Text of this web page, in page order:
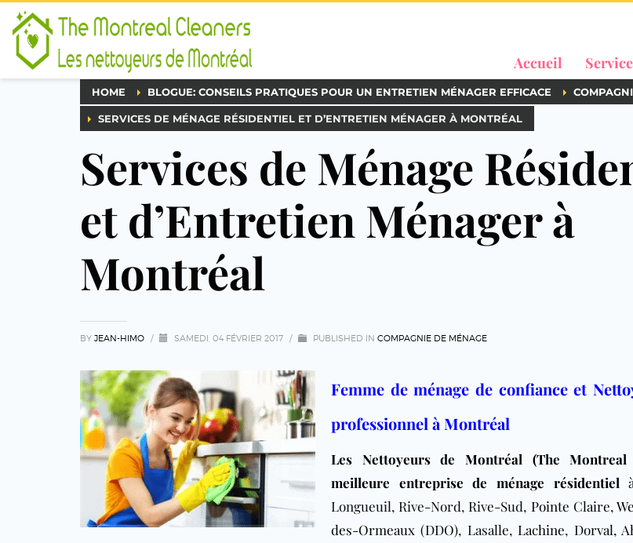
Accueil
HOME BLOGUE: CONSEILS PRATIQUES POUR UN ENTRETIEN MÉNAGER EFFICACE
SERVICES DE MÉNAGE RÉSIDENTIEL ET D’ENTRETIEN MÉNAGER À MONTRÉAL
Services de Ménage
et d’Entretien Ménager à
Montréal
BY JEAN-HIMO / SAMEDI, 04 FÉVRIER 2017 / PUBLISHED IN COMPAGNIE DE MÉNAGE
Femme de ménage de confiance et
professionnel à Montréal
Les Nettoyeurs de Montréal (The Montreal
meilleure entreprise de ménage résidentiel
Longueuil, Rive-Nord, Rive-Sud, Pointe Claire,
des-Ormeaux (DDO), Lasalle, Lachine, Dorval,